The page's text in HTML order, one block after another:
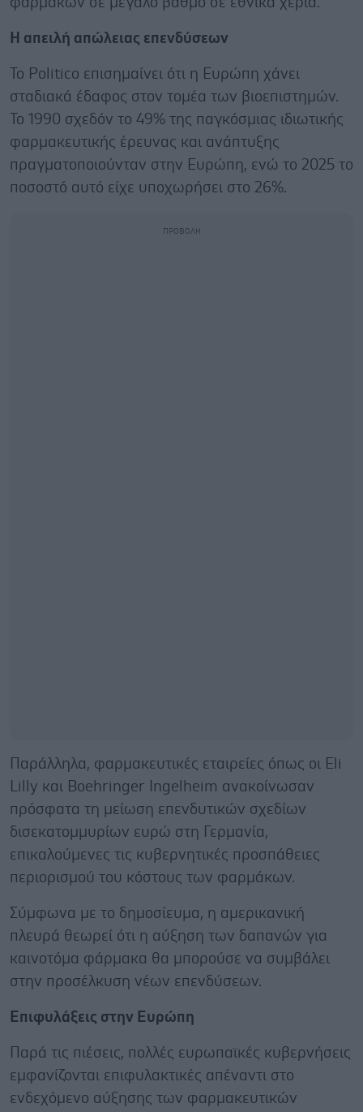
Η απειλή απώλειας επενδύσεων
Το Politico επισημαίνει ότι η Ευρώπη χάνει
σταδιακά έδαφος στον τομέα των βιοεπιστημών.
Το 1990 σχεδόν το 49% της παγκόσμιας ιδιωτικής
φαρμακευτικής έρευνας και ανάπτυξης
πραγματοποιούνταν στην Ευρώπη, ενώ το 2025 το
ποσοστό αυτό είχε υποχωρήσει στο 26%.
Παράλληλα, φαρμακευτικές εταιρείες όπως οι Eli
Lilly και Boehringer Ingelheim ανακοίνωσαν
πρόσφατα τη μείωση επενδυτικών σχεδίων
δισεκατομμυρίων ευρώ στη Γερμανία,
επικαλούμενες τις κυβερνητικές προσπάθειες
περιορισμού του κόστους των φαρμάκων.
Σύμφωνα με το δημοσίευμα, η αμερικανική
πλευρά θεωρεί ότι η αύξηση των δαπανών για
καινοτόμα φάρμακα θα μπορούσε να συμβάλει
στην προσέλκυση νέων επενδύσεων.
Επιφυλάξεις στην Ευρώπη
Παρά τις πιέσεις, πολλές ευρωπαϊκές κυβερνήσεις
εμφανίζονται επιφυλακτικές απέναντι στο
ενδεχόμενο αύξησης των φαρμακευτικών